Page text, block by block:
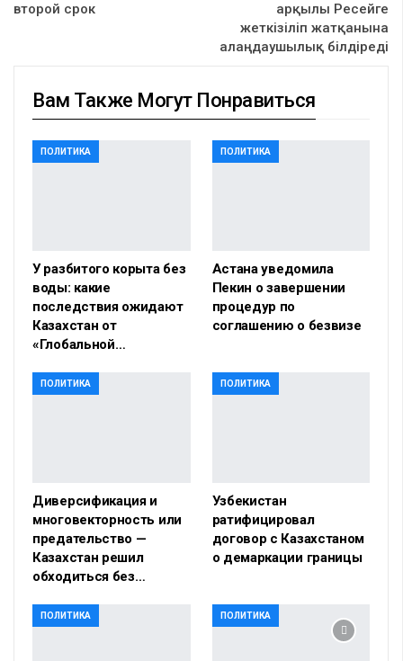
второй срок
арқылы Ресейге
жеткізіліп жатқанына
алаңдаушылық білдіреді
Вам Также Могут Понравиться
ПОЛИТИКА
У разбитого корыта без
воды: какие
последствия ожидают
Казахстан от
«Глобальной…
ПОЛИТИКА
Астана уведомила
Пекин о завершении
процедур по
соглашению о безвизе
ПОЛИТИКА
Диверсификация и
многовекторность или
предательство —
Казахстан решил
обходиться без…
ПОЛИТИКА
Узбекистан
ратифицировал
договор с Казахстаном
о демаркации границы
ПОЛИТИКА ПОЛИТИКА